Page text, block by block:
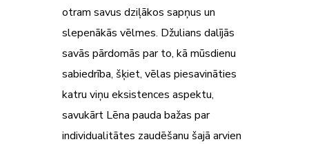
otram savus dziļākos sapņus un
slepenākās vēlmes. Džulians dalījās
savās pārdomās par to, kā mūsdienu
sabiedrība, šķiet, vēlas piesavināties
katru viņu eksistences aspektu,
savukārt Lēna pauda bažas par
individualitātes zaudēšanu šajā arvien